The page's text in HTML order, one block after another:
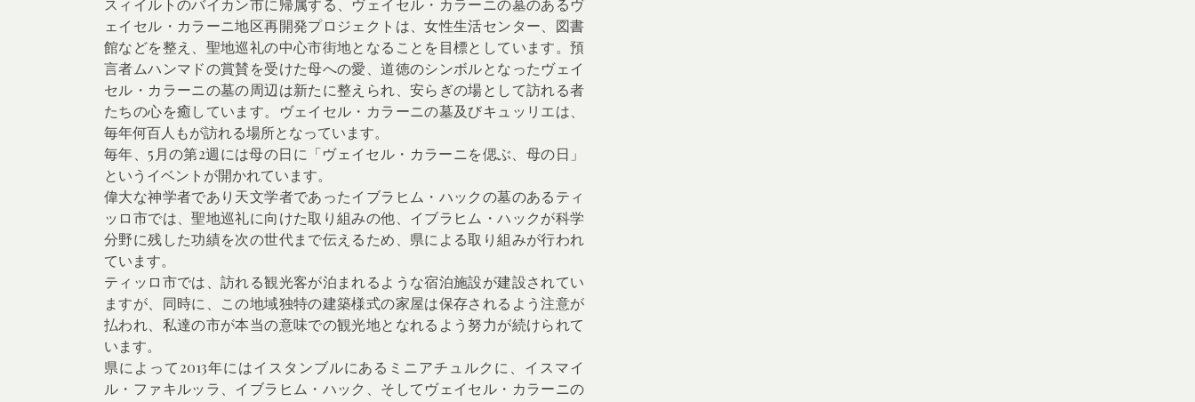
スィイルトのバイカン市に帰属する、ヴェイセル・カラーニの墓のあるヴ
ェイセル・カラーニ地区再開発プロジェクトは、女性生活センター、図書
館などを整え、聖地巡礼の中心市街地となることを目標としています。預
言者ムハンマドの賞賛を受けた母への愛、道徳のシンボルとなったヴェイ
セル・カラーニの墓の周辺は新たに整えられ、安らぎの場として訪れる者
たちの心を癒しています。ヴェイセル・カラーニの墓及びキュッリエは、
毎年何百人もが訪れる場所となっています。
毎年、5月の第2週には母の日に「ヴェイセル・カラーニを偲ぶ、母の日」
というイベントが開かれています。
偉大な神学者であり天文学者であったイブラヒム・ハックの墓のあるティ
ッロ市では、聖地巡礼に向けた取り組みの他、イブラヒム・ハックが科学
分野に残した功績を次の世代まで伝えるため、県による取り組みが行われ
ています。
ティッロ市では、訪れる観光客が泊まれるような宿泊施設が建設されてい
ますが、同時に、この地域独特の建築様式の家屋は保存されるよう注意が
払われ、私達の市が本当の意味での観光地となれるよう努力が続けられて
います。
県によって2013年にはイスタンブルにあるミニアチュルクに、イスマイ
ル・ファキルッラ、イブラヒム・ハック、そしてヴェイセル・カラーニの